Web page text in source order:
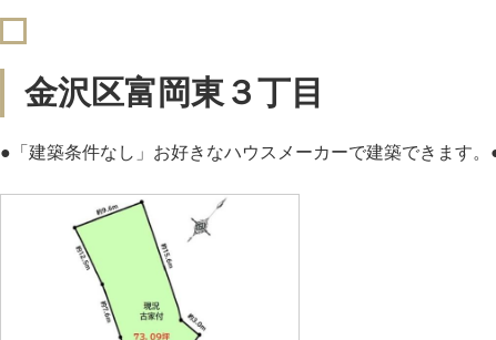
金沢区富岡東３丁目
●「建築条件なし」お好きなハウスメーカーで建築できます